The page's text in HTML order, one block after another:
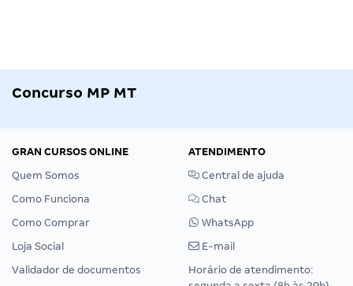
Concurso MP MT
GRAN CURSOS ONLINE
Quem Somos
Como Funciona
Como Comprar
Loja Social
Validador de documentos
ATENDIMENTO
Central de ajuda
Chat
WhatsApp
E-mail
Horário de atendimento: